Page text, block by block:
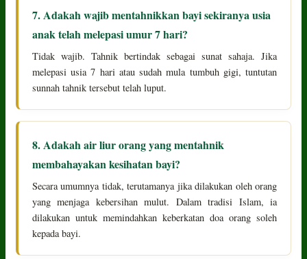
7. Adakah wajib mentahnikkan bayi sekiranya usia
anak telah melepasi umur 7 hari?
Tidak wajib. Tahnik bertindak sebagai sunat sahaja. Jika
melepasi usia 7 hari atau sudah mula tumbuh gigi, tuntutan
sunnah tahnik tersebut telah luput.
8. Adakah air liur orang yang mentahnik
membahayakan kesihatan bayi?
Secara umumnya tidak, terutamanya jika dilakukan oleh orang
yang menjaga kebersihan mulut. Dalam tradisi Islam, ia
dilakukan untuk memindahkan keberkatan doa orang soleh
kepada bayi.